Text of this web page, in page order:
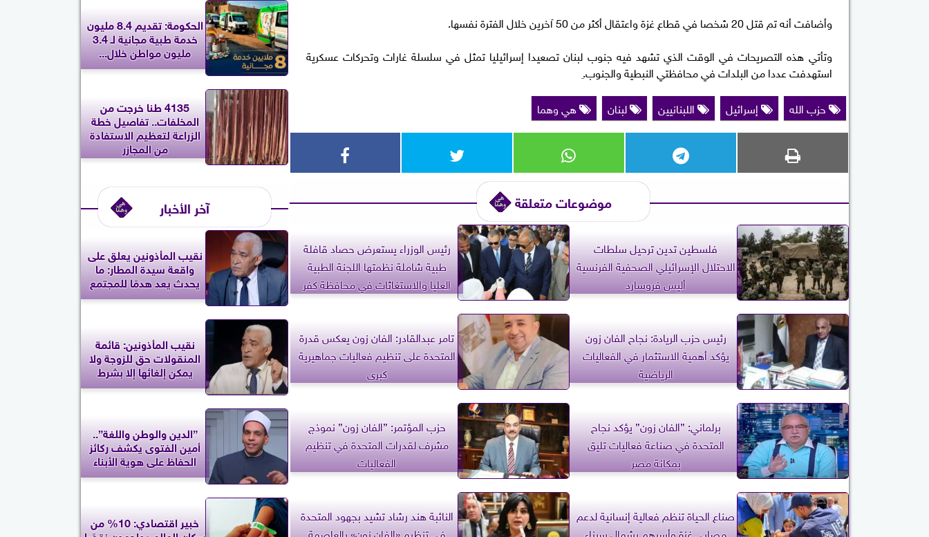
وأضافت أنه تم قتل 20 شخصا في قطاع غزة واعتقال أكثر من 50 آخرين خلال الفترة نفسها.
وتأتي هذه التصريحات في الوقت الذي تشهد فيه جنوب لبنان تصعيدا إسرائيليا تمثل في سلسلة غارات وتحركات عسكرية
استهدفت عددا من البلدات في محافظتي النبطية والجنوب.ِ
حزب الله
إسرائيل اللبنانيين لبنان هي وهما
موضوعات متعلقة
فلسطين تدين ترحيل سلطات
الاحتلال الإسرائيلي الصحفية الفرنسية
أليس فروسارد
رئيس الوزراء يستعرض حصاد قافلة
طبية شاملة نظمتها اللجنة الطبية
العليا والاستغاثات في محافظة كفر
رئيس حزب الريادة: نجاح الفان زون
يؤكد أهمية الاستثمار في الفعاليات
الرياضية
تامر عبدالقادر: الفان زون يعكس قدرة
المتحدة على تنظيم فعاليات جماهيرية
كبرى
برلماني: ”الفان زون” يؤكد نجاح
المتحدة في صناعة فعاليات تليق
بمكانة مصر
حزب المؤتمر: ”الفان زون” نموذج
مشرف لقدرات المتحدة في تنظيم
الفعاليات
صناع الحياة تنظم فعالية إنسانية لدعم
مصابي غزة وأسرهم بشمال سيناء
النائبة هند رشاد تشيد بجهود المتحدة
في تنظيم «الفان زون» بالعاصمة
الحكومة: تقديم 8.4 مليون
خدمة طبية مجانية لـ 3.4
مليون مواطن خلال...
4135 طنا خرجت من
المخلفات.. تفاصيل خطة
الزراعة لتعظيم الاستفادة
من المجازر
آخر الأخبار
نقيب المأذونين يعلق على
واقعة سيدة المطار: ما
يحدث يعد هدمًا للمجتمع
نقيب المأذونين: قائمة
المنقولات حق للزوجة ولا
يمكن إلغائها إلا بشرط
”الدين والوطن واللغة”..
أمين الفتوى يكشف ركائز
الحفاظ على هوية الأبناء
خبير اقتصادي: 10% من